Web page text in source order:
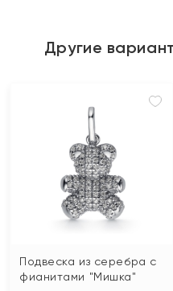
Другие
Подвеска из серебра с
фианитами "Мишка"